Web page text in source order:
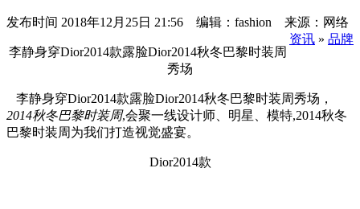
发布时间 2018年12月25日 21:56 编辑：fashion 来源：网络
资讯 » 品牌
李静身穿Dior2014款露脸Dior2014秋冬巴黎时装周
秀场
李静身穿Dior2014款露脸Dior2014秋冬巴黎时装周秀场，
2014秋冬巴黎时装周,会聚一线设计师、明星、模特,2014秋冬
巴黎时装周为我们打造视觉盛宴。
Dior2014款